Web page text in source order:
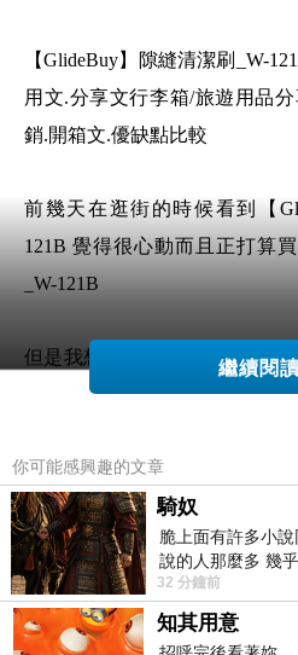
【GlideBuy】隙縫清潔刷_W-
用文.分享文行李箱/旅遊用品
銷.開箱文.優缺點比較
前幾天在逛街的時候看到【
121B 覺得很心動而且正打算
_W-121B
但是我想【GlideBuy】隙縫清
該會比較便宜，【GlideBuy】
員臉色
想要購買【GlideBuy】隙
想很多天了!也求助谷哥大
隙縫清潔刷_W-121B的評
繼續閱讀
你可能感興趣的文章
騎奴
脆上面有許多小
說的人那麼多 幾
了一個問題 她說
32 分鐘前
知其用意